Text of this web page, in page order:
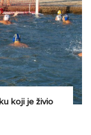
koji je živio